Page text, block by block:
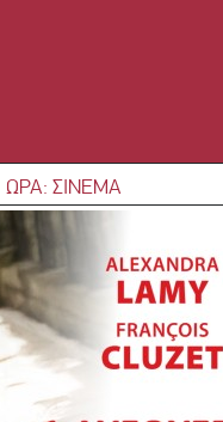
ΣΙΝΕΜΑ